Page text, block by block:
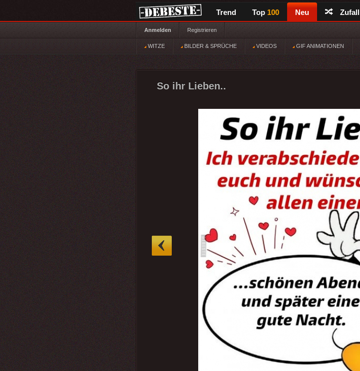
Trend Top 100 Neu Zufall
Anmelden Registrieren
WITZE BILDER & SPRÜCHE VIDEOS GIF ANIMATIONEN
So ihr Lieben..